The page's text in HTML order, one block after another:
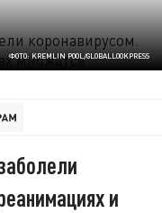
ФОТО: KREMLIN POOL/GLOBALLOOKPRESS
и